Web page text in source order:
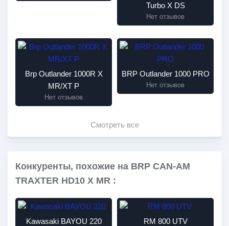
Turbo X DS
Нет отзывов
Brp Outlander 1000R X
MR/XT P
Нет отзывов
BRP Outlander 1000 PRO
Нет отзывов
Смотреть все
Конкуренты, похожие на BRP CAN-AM
TRAXTER HD10 X MR :
Kawasaki BAYOU 220 RM 800 UTV